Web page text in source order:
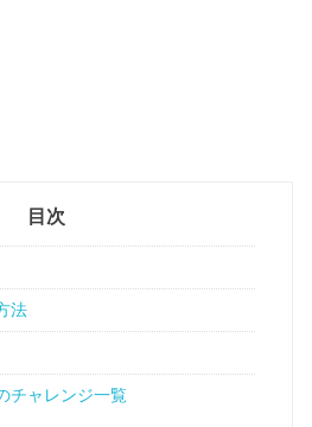
目次
法
チャレンジ一覧